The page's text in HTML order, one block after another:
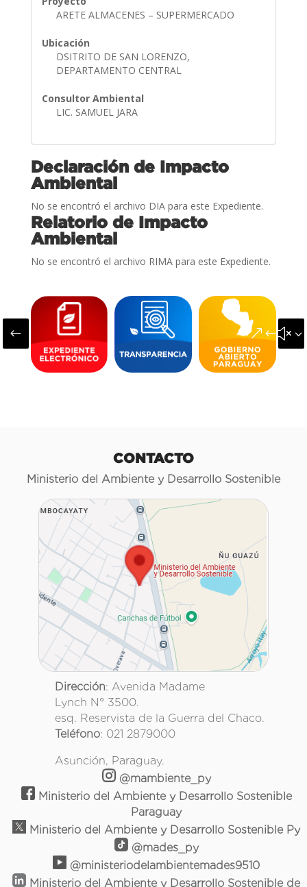
ARETE ALMACENES – SUPERMERCADO
Ubicación
DSITRITO DE SAN LORENZO,
DEPARTAMENTO CENTRAL
Consultor Ambiental
LIC. SAMUEL JARA
Declaración de Impacto
Ambiental
No se encontró el archivo DIA para este Expediente.
Relatorio de Impacto
Ambiental
No se encontró el archivo RIMA para este Expediente.
#
CONTACTO
Ministerio del Ambiente y Desarrollo Sostenible
Dirección: Avenida Madame
Lynch N° 3500.
esq. Reservista de la Guerra del Chaco.
Teléfono: 021 2879000
Asunción, Paraguay.
@mambiente_py
Ministerio del Ambiente y Desarrollo Sostenible
Paraguay
Ministerio del Ambiente y Desarrollo Sostenible Py
@mades_py
@ministeriodelambientemades9510
Ministerio del Ambiente y Desarrollo Sostenible de